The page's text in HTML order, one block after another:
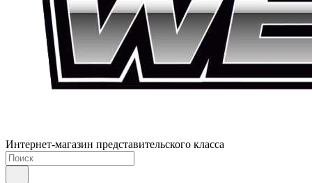
Интернет-магазин представительского класса